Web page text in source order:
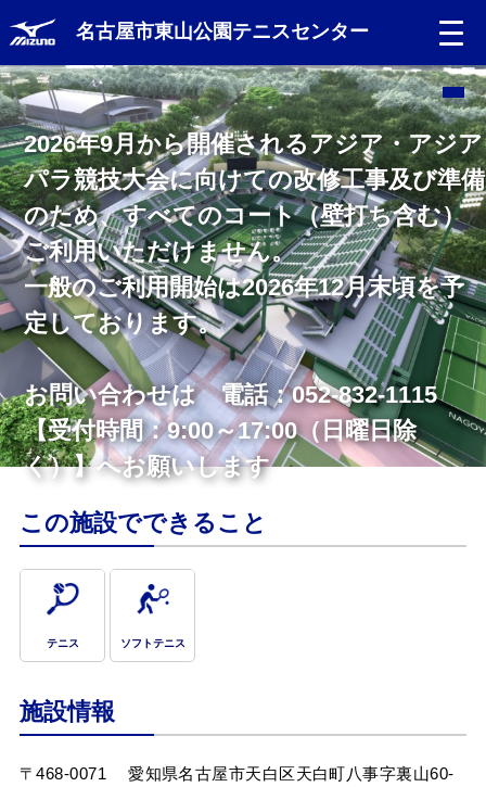
名古屋市東山公園テニスセンター
Language
日本語
English
中文（簡体）
中文（繁体）
한글
Portugues
お問合せフォーム
名古屋市スポーツ・レクリエーション情報シ
ステム(テニスコート予約)
Webアクセシビリティについて
2026年9月から開催されるアジア・アジア
パラ競技大会に向けての改修工事及び準備
のため、すべてのコート（壁打ち含む）
ご利用いただけません。
一般のご利用開始は2026年12月末頃を予
定しております。
お問い合わせは 電話：052-832-1115
【受付時間：9:00～17:00（日曜日除
く）】へお願いします
この施設でできること
テニス ソフトテニス
施設情報
〒468-0071
愛知県名古屋市天白区天白町八事字裏山60-